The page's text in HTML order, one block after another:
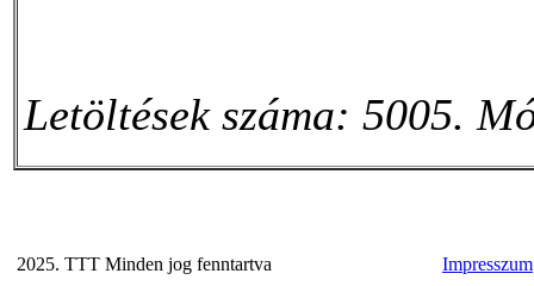
Letöltések száma: 5005.
2025. TTT Minden jog fenntartva Impresszum